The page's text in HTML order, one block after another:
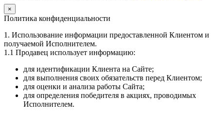
×
Политика конфиденциальности
1. Использование информации предоставленной Клиентом и
получаемой Исполнителем.
1.1 Продавец использует информацию:
для идентификации Клиента на Сайте;
для выполнения своих обязательств перед Клиентом;
для оценки и анализа работы Сайта;
для определения победителя в акциях, проводимых
Исполнителем.